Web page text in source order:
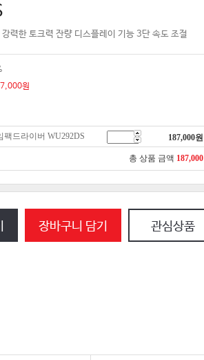
력한 토크력 잔량 디스플레이 기능 3단 속도 조절
원
드라이버 WU292DS 187,000원
총 상품 금액 187,000
장바구니 담기 관심상품